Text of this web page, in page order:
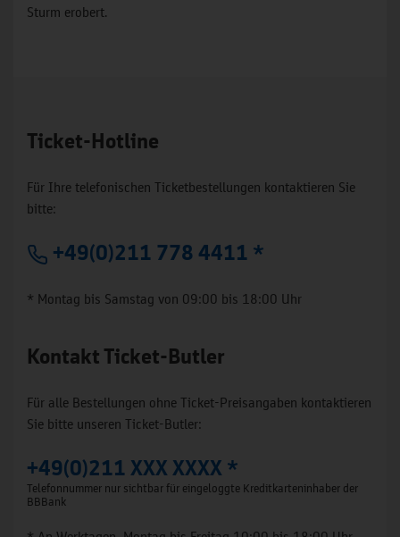
Sturm erobert.
Ticket-Hotline
Für Ihre telefonischen Ticketbestellungen kontaktieren Sie
bitte:
+49(0)211 778 4411 *
* Montag bis Samstag von 09:00 bis 18:00 Uhr
Kontakt Ticket-Butler
Für alle Bestellungen ohne Ticket-Preisangaben kontaktieren
Sie bitte unseren Ticket-Butler:
+49(0)211 XXX XXXX *
Telefonnummer nur sichtbar für eingeloggte Kreditkarteninhaber der
BBBank